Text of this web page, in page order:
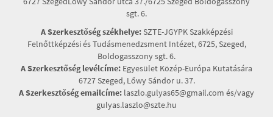
sgt. 6.
A Szerkesztőség székhelye:SZTE-JGYPK Szakképzési
Felnőttképzési és Tudásmenedzsment Intézet, 6725, Szeged,
Boldogasszony sgt. 6.
A Szerkesztőség levélcíme: Egyesület Közép-Európa Kutatására
6727 Szeged, Lőwy Sándor u. 37.
A Szerkesztőség emailcíme: laszlo.gulyas65@gmail.com és/vagy
gulyas.laszlo@szte.hu